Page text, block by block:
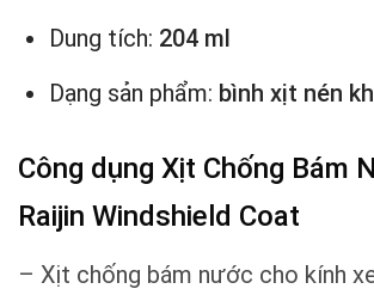
Dung tích: 204 ml
Dạng sản phẩm: bình xịt nén
Công dụng Xịt Chống Bám
Raijin Windshield Coat
– Xịt chống bám nước cho kính